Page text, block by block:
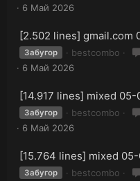
6 Май 2026
[2.502 lines] gmail.com
Забугор bestcombo
6 Май 2026
[14.917 lines] mixed
Забугор bestcombo
6 Май 2026
[15.764 lines] mixed
Забугор bestcombo